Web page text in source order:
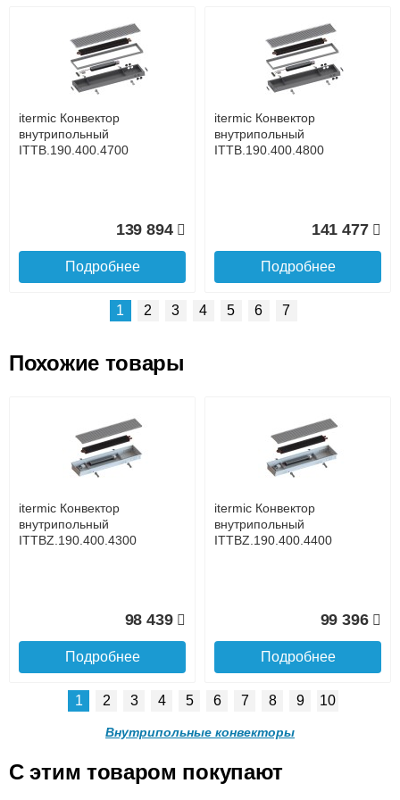
Доставка сантехники по Москве и Московской области
услуга платная
Наличный расчёт
Банковской картой на сайте в режиме реального
времени
Банковской картой при получении товара как при
доставке, так и самовывозом
Интернет-деньгами (Yandex-деньги, Web-money,
Qiwi-кошельки и другие).
Безналичный расчёт (возможно и с НДС)
itermic Конвектор
внутрипольный
ITTB.190.400.4700
139 894
Подробнее
itermic Конвектор
внутрипольный
ITTB.190.400.4800
141 477
Подробнее
внутрипольный
ITTB.190.400.4900
внутрипольный
ITTB.190.400.3300
itermic Конвектор
внутрипольный
ITTB.190.400.3500
itermic Конвектор
ITTB.190.400.3600
1 2 3 4 5 6 7
Похожие товары
itermic Конвектор
внутрипольный
ITTBZ.190.400.4300
98 439
Подробнее
itermic Конвектор
внутрипольный
ITTBZ.190.400.4400
99 396
Подробнее
1 2 3 4 5 6 7 8 9 10
Внутрипольные конвекторы
C этим товаром покупают